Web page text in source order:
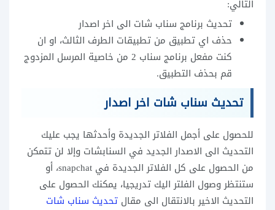
التالي:
تحديث برنامج سناب شات الى اخر اصدار
حذف اي تطبيق من تطبيقات الطرف الثالث، او ان
كنت مفعل برنامج سناب 2 من خاصية المرسل المزدوج
قم بحذف التطبيق.
تحديث سناب شات اخر اصدار
للحصول على أجمل الفلاتر الجديدة وأحدثها يجب عليك
التحديث الى الاصدار الجديد في السنابشات وإلا لن تتمكن
من الحصول على كل الفلاتر الجديدة في snapchat، أو
ستنتظر وصول الفلتر اليك تدريجيا، يمكنك الحصول على
التحديث الاخير بالانتقال الى مقال تحديث سناب شات